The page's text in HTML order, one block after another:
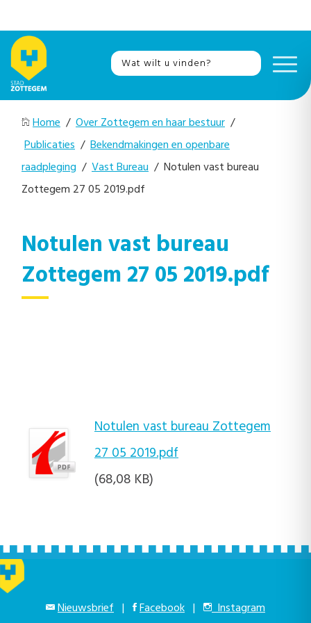
Home / Over Zottegem en haar bestuur /
Publicaties / Bekendmakingen en openbare
raadpleging / Vast Bureau / Notulen vast bureau
Zottegem 27 05 2019.pdf
Notulen vast bureau
Zottegem 27 05 2019.pdf
Notulen vast bureau Zottegem
27 05 2019.pdf
(68,08 KB)
Nieuwsbrief | Facebook | Instagram